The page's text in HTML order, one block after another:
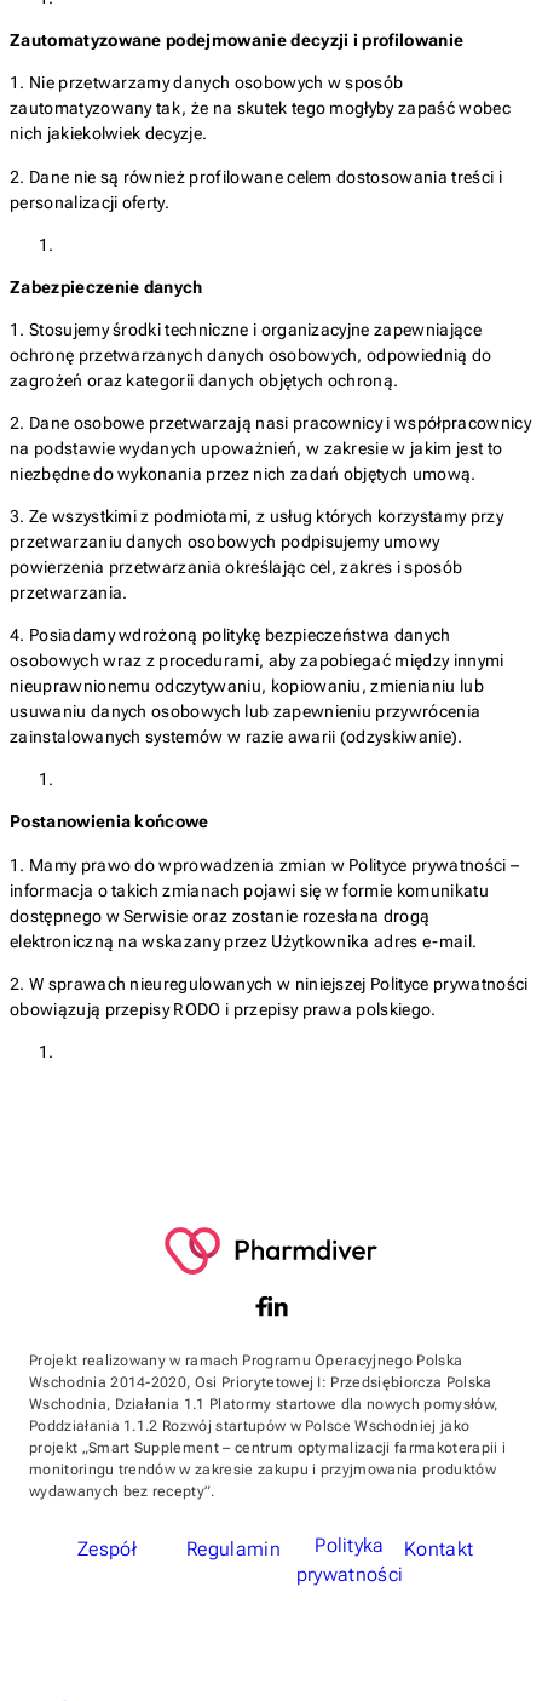
Zautomatyzowane podejmowanie decyzji i profilowanie
1. Nie przetwarzamy danych osobowych w sposób
zautomatyzowany tak, że na skutek tego mogłyby zapaść wobec
nich jakiekolwiek decyzje.
2. Dane nie są również profilowane celem dostosowania treści i
personalizacji oferty.
Zabezpieczenie danych
1. Stosujemy środki techniczne i organizacyjne zapewniające
ochronę przetwarzanych danych osobowych, odpowiednią do
zagrożeń oraz kategorii danych objętych ochroną.
2. Dane osobowe przetwarzają nasi pracownicy i współpracownicy
na podstawie wydanych upoważnień, w zakresie w jakim jest to
niezbędne do wykonania przez nich zadań objętych umową.
3. Ze wszystkimi z podmiotami, z usług których korzystamy przy
przetwarzaniu danych osobowych podpisujemy umowy
powierzenia przetwarzania określając cel, zakres i sposób
przetwarzania.
4. Posiadamy wdrożoną politykę bezpieczeństwa danych
osobowych wraz z procedurami, aby zapobiegać między innymi
nieuprawnionemu odczytywaniu, kopiowaniu, zmienianiu lub
usuwaniu danych osobowych lub zapewnieniu przywrócenia
zainstalowanych systemów w razie awarii (odzyskiwanie).
Postanowienia końcowe
1. Mamy prawo do wprowadzenia zmian w Polityce prywatności –
informacja o takich zmianach pojawi się w formie komunikatu
dostępnego w Serwisie oraz zostanie rozesłana drogą
elektroniczną na wskazany przez Użytkownika adres e-mail.
2. W sprawach nieuregulowanych w niniejszej Polityce prywatności
obowiązują przepisy RODO i przepisy prawa polskiego.
Projekt realizowany w ramach Programu Operacyjnego Polska
Wschodnia 2014-2020, Osi Priorytetowej I: Przedsiębiorcza Polska
Wschodnia, Działania 1.1 Platormy startowe dla nowych pomysłów,
Poddziałania 1.1.2 Rozwój startupów w Polsce Wschodniej jako
projekt „Smart Supplement – centrum optymalizacji farmakoterapii i
monitoringu trendów w zakresie zakupu i przyjmowania produktów
wydawanych bez recepty”.
Zespół Regulamin
Polityka
prywatności
Kontakt